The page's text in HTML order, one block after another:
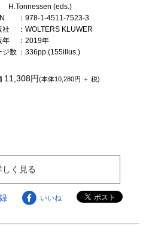
H.Tonnessen (eds.)
：978-1-4511-7523-3
社
：WOLTERS KLUWER
年
：2019年
ジ数 ：336pp.(155illus.)
11,308円(本体10,280円 ＋ 税)
しく見る
いいね